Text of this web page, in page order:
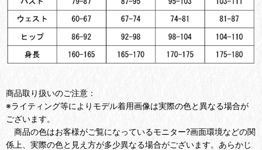
商品取り扱いのご注意：
※ライティング等によりモデル着用画像は実際の色と異なる場合が
ございます。
商品の色はお客様がご覧になっているモニター?画面環境などの関
係上、実際の色と見え方が多少異なる場合がございます。あらかじ